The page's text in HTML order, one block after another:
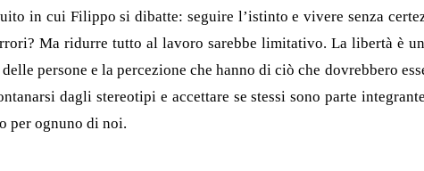
in cui Filippo si dibatte: seguire l’istinto e vivere senza
Ma ridurre tutto al lavoro sarebbe limitativo. La libertà è
persone e la percezione che hanno di ciò che dovrebbero
dagli stereotipi e accettare se stessi sono parte
per ognuno di noi.